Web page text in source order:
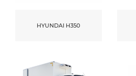
HYUNDAI H350